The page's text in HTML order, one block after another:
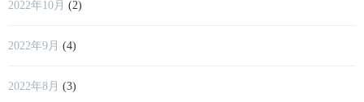
2022年10月 (2)
2022年9月 (4)
2022年8月 (3)